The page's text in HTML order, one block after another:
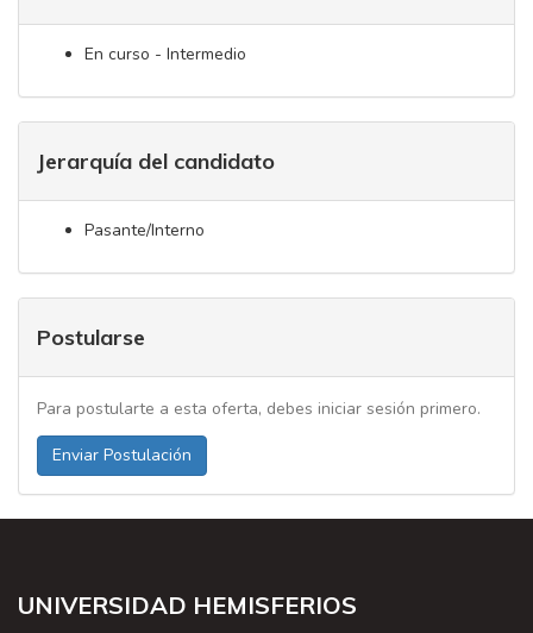
En curso - Intermedio
Jerarquía del candidato
Pasante/Interno
Postularse
Para postularte a esta oferta, debes iniciar sesión primero.
Enviar Postulación
UNIVERSIDAD HEMISFERIOS